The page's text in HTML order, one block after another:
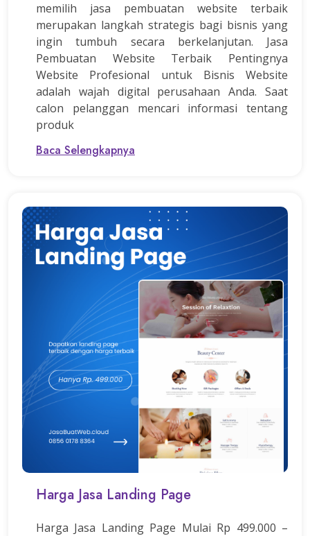
memilih jasa pembuatan website terbaik
merupakan langkah strategis bagi bisnis yang
ingin tumbuh secara berkelanjutan. Jasa
Pembuatan Website Terbaik Pentingnya
Website Profesional untuk Bisnis Website
adalah wajah digital perusahaan Anda. Saat
calon pelanggan mencari informasi tentang
produk
Baca Selengkapnya
Harga Jasa Landing Page
Harga Jasa Landing Page Mulai Rp 499.000 –